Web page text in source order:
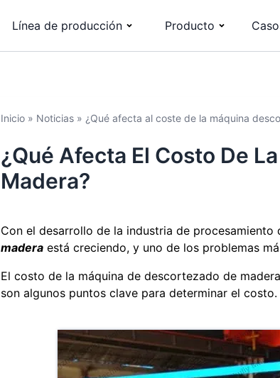
Línea de producción Producto
Inicio » Noticias » ¿Qué afecta al coste de la máquina
¿Qué Afecta El Costo De
Madera?
Con el desarrollo de la industria de procesamiento
madera está creciendo, y uno de los problemas
El costo de la máquina de descortezado de
son algunos puntos clave para determinar el